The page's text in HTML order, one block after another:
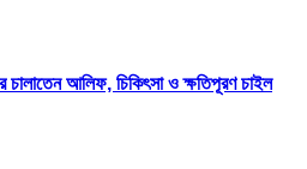
চালাতেন আলিফ, চিকিৎসা ও ক্ষতিপূরণ চাইল